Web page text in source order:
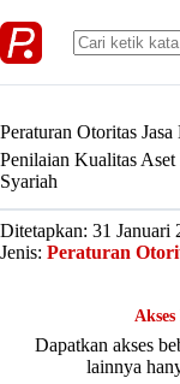
to
content
Peraturan Otoritas
Penilaian Kualitas
Syariah
Ditetapkan: 31 Januari
Jenis: Peraturan
Dapatkan akses
lainnya